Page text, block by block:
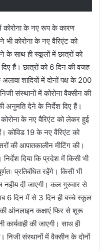
कोरोना के नए रूप के कारण
भी कोरोना के नए वैरिएंट को
साथ ही स्कूलों में छात्रों को
हैं। छात्रों को 6 दिन की वजह
शादियों में दोनों पक्ष के 200
संस्थानों में कोरोना वैक्सीन की
अनुमति देने के निर्देश दिए हैं।
के नए वैरिएंट को लेकर हुई
कोविड 19 के नए वैरिएंट को
की आपातकालीन मीटिंग की।
दिया कि प्रदेश में किसी भी
प्रतिबंधित रहेंगे। किसी भी
नहीय दी जाएगी। कल गुरुवार से
6 दिन में से 3 दिन ही बच्चे स्कूल
ऑनलाइन कक्षाएं फिर से शूरू
कार्यवाही की जाएगी। साथ ही
निजी संस्थानों में वैक्सीन के दोनों